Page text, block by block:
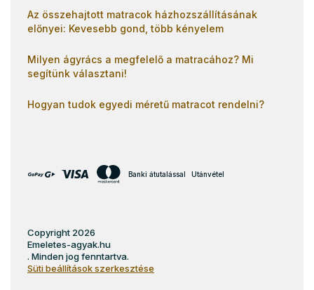
Az összehajtott matracok házhozszállításának
előnyei: Kevesebb gond, több kényelem
Milyen ágyrács a megfelelő a matracához? Mi
segítünk választani!
Hogyan tudok egyedi méretű matracot rendelni?
Banki átutalással Utánvétel
Copyright 2026
Emeletes-agyak.hu
. Minden jog fenntartva.
Süti beállítások szerkesztése